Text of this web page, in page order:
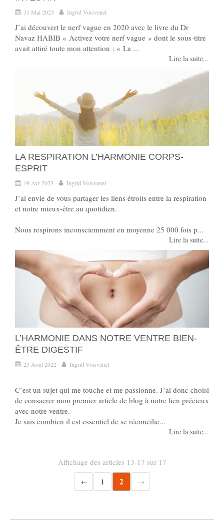
31 Mai 2023 Ingrid Voisvenel
J’ai découvert le nerf vague en 2020 avec le livre du Dr
Navaz HABIB « Activez votre nerf vague » dont le sous-titre
avait attiré toute mon attention : « La ...
Lire la suite...
LA RESPIRATION L’HARMONIE CORPS-
ESPRIT
19 Avr 2023 Ingrid Voisvenel
J’ai envie de vous partager les liens étroits entre la respiration
et notre mieux-être au quotidien.
Nous respirons inconsciemment en moyenne 25 000 fois p...
Lire la suite...
L’HARMONIE DANS NOTRE VENTRE BIEN-
ÊTRE DIGESTIF
23 Août 2022 Ingrid Voisvenel
C’est un sujet qui me touche et me passionne. J’ai donc choisi
de consacrer mon premier article de blog à notre lien précieux
avec notre ventre.
Je sais combien il est essentiel de se réconcilie...
Lire la suite...
Affichage des articles 13-17 sur 17
1
2